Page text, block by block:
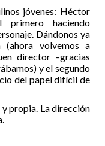
jóvenes: Héctor
haciendo
Dándonos ya
volvemos a
director –gracias
y el segundo
del papel difícil de
propia. La dirección